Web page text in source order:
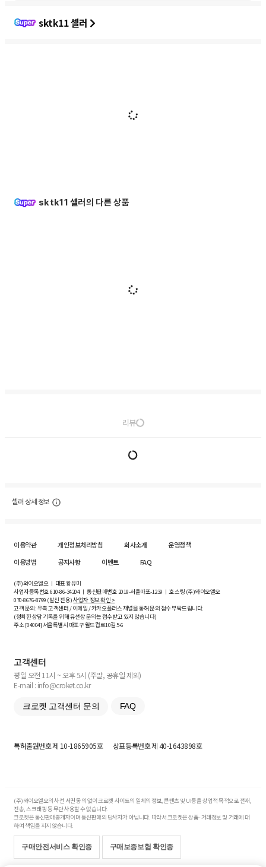
sktk11 셀러
sktk11 셀러의 다른 상품
리뷰
셀러 상세 정보
이용약관 개인정보처리방침 회사소개
운영정책
이용방법
공지사항 이벤트 FAQ
(주)와이오엘오 ㅣ 대표 황유미
사업자등록번호610-86-34204ㅣ 통신판매번호 2019-서울마포-1239 ㅣ 호스팅 (주)와이오엘오
070-8676-8799 (발신 전용)사업자 정보 확인 >
고객 문의: 우측 고객센터 / 이메일 / 카카오플러스 채널을 통해 문의 접수 부탁드립니다.
(정확한 상담 기록을 위해 유선상 문의는 접수받고 있지 않습니다)
주소 [04004] 서울특별시 마포구 월드컵로10길5-6
고객센터
평일 오전 11시 ~ 오후 5시 (주말, 공휴일 제외)
E-mail : info@croket.co.kr
크로켓 고객센터 문의 FAQ
특허출원번호제 10-1865905호 상표등록번호제 40-1643898호
(주)와이오엘오의 사전 서면 동의 없이 크로켓 사이트의 일체의 정보, 콘텐츠 및 UI등을 상업적 목적으로 전재,
전송, 스크래핑 등 무단 사용할 수 없습니다.
크로켓은 통신판매중개자이며 통신판매의 당사자가 아닙니다. 따라서 크로켓은 상품·거래정보 및 거래에 대
하여 책임을 지지 않습니다.
구매안전서비스 확인증 구매보증보험 확인증